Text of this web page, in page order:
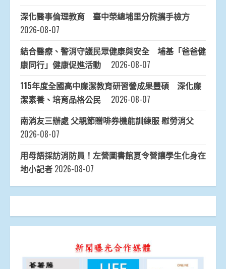
深化醫事倫理教育 臺中榮總埔里分院攜手檢方
2026-08-07
結合醫療、警消守護民眾健康與安全 埔基「爸爸健
康同行」健康促進活動
2026-08-07
115年度全國高中廉潔教育研習營成果豐碩 深化廉
潔素養、培育品格公民
2026-08-07
南消友三辦處 父親節贈啡券機能訓練服 慰勞消父
2026-08-07
用母語採訪消防員！左營圖書館夏令營讓學生化身在
地小記者 2026-08-07